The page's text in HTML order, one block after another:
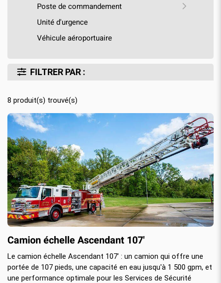
Poste de commandement
Unité d'urgence
Véhicule aéroportuaire
FILTRER PAR :
8 produit(s) trouvé(s)
Camion échelle Ascendant 107'
Le camion échelle Ascendant 107’ : un camion qui offre une
portée de 107 pieds, une capacité en eau jusqu'à 1 500 gpm, et
une performance optimale pour les Services de Sécurité